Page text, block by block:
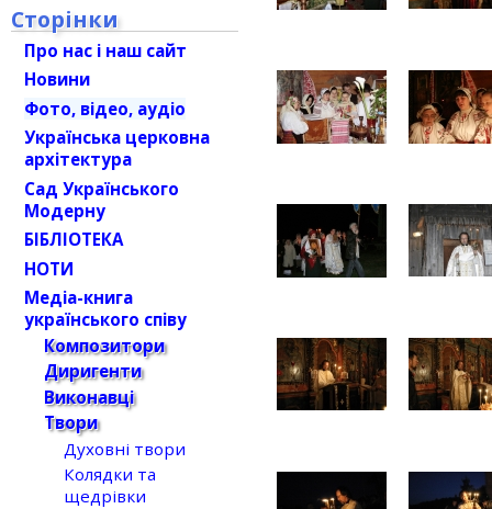
Сторінки
Про нас і наш сайт
Новини
Фото, відео, аудіо
Українська церковна
архітектура
Сад Українського
Модерну
БІБЛІОТЕКА
НОТИ
Медіа-книга
українського співу
Композитори
Диригенти
Виконавці
Твори
Духовні твори
Колядки та
щедрівки